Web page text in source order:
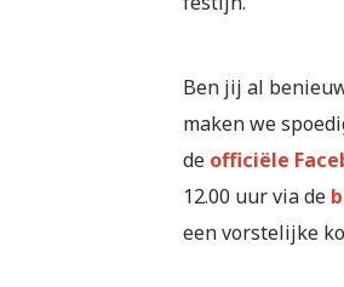
Ben jij al
maken we
de officiële
12.00 uur via de
een vorstelijke